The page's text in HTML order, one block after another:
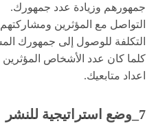
جمهورهم وزيادة عدد جمهورك.
التواصل مع المؤثرين
التكلفة للوصول إلى جمهورك
كلما كان عدد الأشخاص
اعداد متابعيك.
7_وضع استراتيجية للنشر